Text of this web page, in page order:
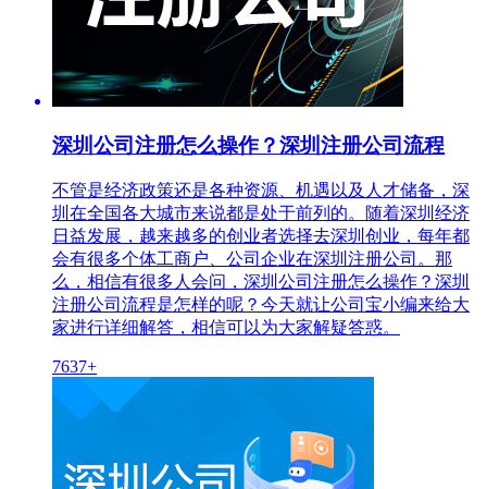
深圳公司注册怎么操作？深圳注册公司流程
不管是经济政策还是各种资源、机遇以及人才储备，深
圳在全国各大城市来说都是处于前列的。随着深圳经济
日益发展，越来越多的创业者选择去深圳创业，每年都
会有很多个体工商户、公司企业在深圳注册公司。那
么，相信有很多人会问，深圳公司注册怎么操作？深圳
注册公司流程是怎样的呢？今天就让公司宝小编来给大
家进行详细解答，相信可以为大家解疑答惑。
7637+